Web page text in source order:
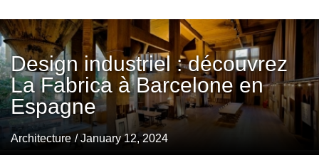
Design industriel : découvrez
La Fabrica à Barcelone en
Espagne
Architecture / January 12, 2024